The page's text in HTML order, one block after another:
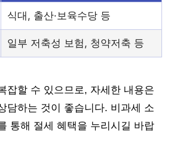
식대, 출산·보육수당 등
일부 저축성 보험, 청약저축 등
잡할 수 있으므로, 자세한 내용은
담하는 것이 좋습니다. 비과세 소
통해 절세 혜택을 누리시길 바랍